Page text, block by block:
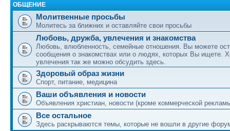
ОБЩЕНИЕ
Молитвенные просьбы
Молитесь за ближних и оставляйте свои просьбы
Любовь, дружба, увлечения и знакомства
Любовь, влюбленность, семейные отношения. Вы можете
сообщения о знакомствах или о людях, которых Вы ищете.
увлечения так же можно обсудить здесь.
Здоровый образ жизни
Спорт, питание, медицина
Ваши объявления и новости
Объявления христиан, новости (кроме коммерческой
Все остальное
Здесь раскрываются темы, которые не вошли в другие